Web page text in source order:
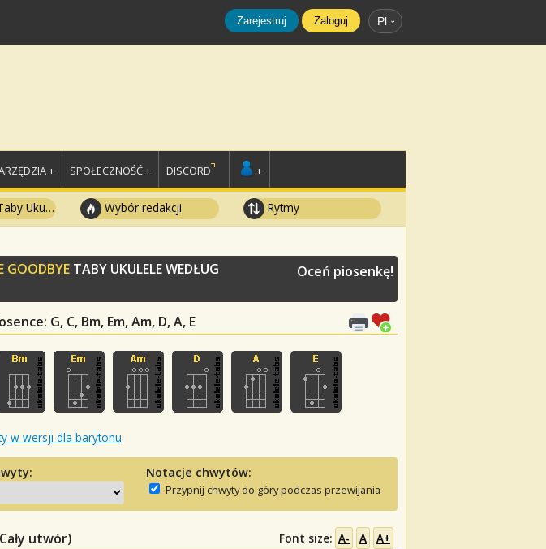
Zarejestruj Zaloguj Pl
+ SPOŁECZNOŚĆ + DISCORD +
Ukulele Wybór redakcji Rytmy
GOODBYE TABY UKULELE WEDŁUG
: G, C, Bm, Em, Am, D, A, E
Oceń piosenkę!
w wersji dla barytonu
Notacje chwytów:
Przypnij chwyty do góry podczas przewijania
utwór) Font size: A- A A+